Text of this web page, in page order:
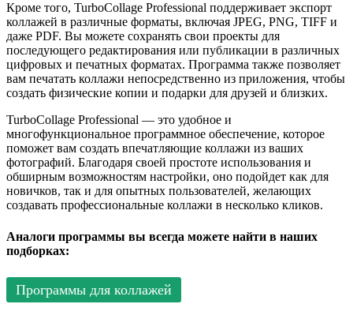
Кроме того, TurboCollage Professional поддерживает экспорт
коллажей в различные форматы, включая JPEG, PNG, TIFF и
даже PDF. Вы можете сохранять свои проекты для
последующего редактирования или публикации в различных
цифровых и печатных форматах. Программа также позволяет
вам печатать коллажи непосредственно из приложения, чтобы
создать физические копии и подарки для друзей и близких.
TurboCollage Professional — это удобное и
многофункциональное программное обеспечение, которое
поможет вам создать впечатляющие коллажи из ваших
фотографий. Благодаря своей простоте использования и
обширным возможностям настройки, оно подойдет как для
новичков, так и для опытных пользователей, желающих
создавать профессиональные коллажи в несколько кликов.
Аналоги программы вы всегда можете найти в наших
подборках:
Программы для коллажей